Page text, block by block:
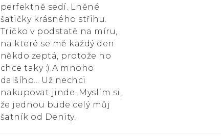
perfektně sedí. Lněné
šatičky krásného střihu.
Tričko v podstatě na míru,
na které se mě každý den
někdo zeptá, protože ho
chce taky :) A mnoho
dalšího... Už nechci
nakupovat jinde. Myslím si,
že jednou bude celý můj
šatník od Denity.